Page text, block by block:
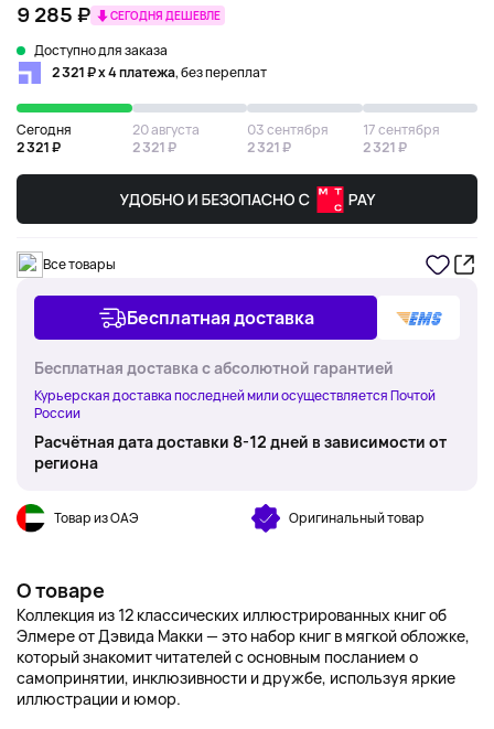
9 285 ₽ СЕГОДНЯ ДЕШЕВЛЕ
Доступно для заказа
2 321 ₽ х 4 платежа, без переплат
Сегодня
2 321 ₽
20 августа
2 321 ₽
03 сентября
2 321 ₽
17 сентября
2 321 ₽
Все товары
Бесплатная доставка
Бесплатная доставка с абсолютной гарантией
Курьерская доставка последней мили осуществляется Почтой
России
Расчётная дата доставки 8-12 дней в зависимости от
региона
Товар из ОАЭ Оригинальный товар
О товаре
Коллекция из 12 классических иллюстрированных книг об
Элмере от Дэвида Макки — это набор книг в мягкой обложке,
который знакомит читателей с основным посланием о
самопринятии, инклюзивности и дружбе, используя яркие
иллюстрации и юмор.